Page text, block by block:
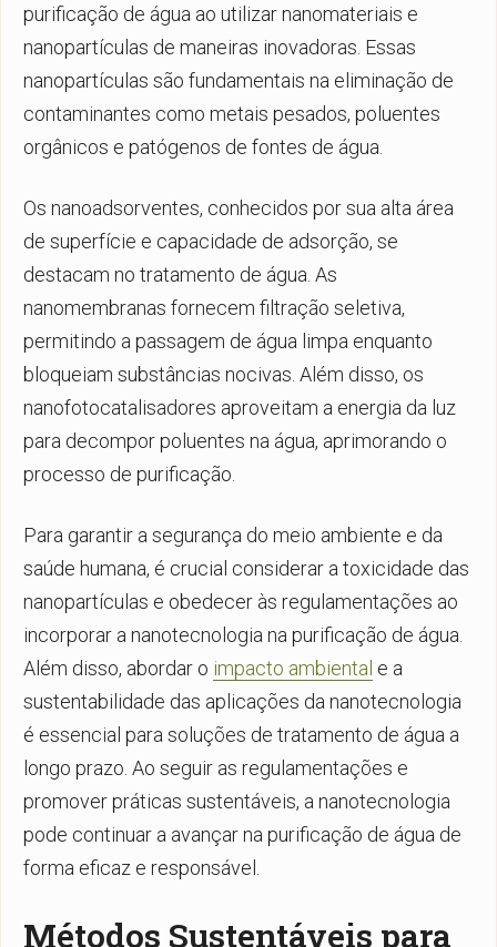
purificação de água ao utilizar nanomateriais e
nanopartículas de maneiras inovadoras. Essas
nanopartículas são fundamentais na eliminação de
contaminantes como metais pesados, poluentes
orgânicos e patógenos de fontes de água.
Os nanoadsorventes, conhecidos por sua alta área
de superfície e capacidade de adsorção, se
destacam no tratamento de água. As
nanomembranas fornecem filtração seletiva,
permitindo a passagem de água limpa enquanto
bloqueiam substâncias nocivas. Além disso, os
nanofotocatalisadores aproveitam a energia da luz
para decompor poluentes na água, aprimorando o
processo de purificação.
Para garantir a segurança do meio ambiente e da
saúde humana, é crucial considerar a toxicidade das
nanopartículas e obedecer às regulamentações ao
incorporar a nanotecnologia na purificação de água.
Além disso, abordar o impacto ambiental e a
sustentabilidade das aplicações da nanotecnologia
é essencial para soluções de tratamento de água a
longo prazo. Ao seguir as regulamentações e
promover práticas sustentáveis, a nanotecnologia
pode continuar a avançar na purificação de água de
forma eficaz e responsável.
Métodos Sustentáveis para